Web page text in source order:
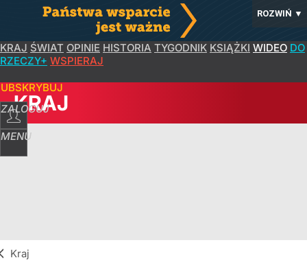
ROZWIŃ ▼
KRAJ ŚWIAT OPINIE HISTORIA TYGODNIK KSIĄŻKI WIDEO DO
RZECZY+ WSPIERAJ
ZALOGUJ
MENU
KRAJ
Kraj